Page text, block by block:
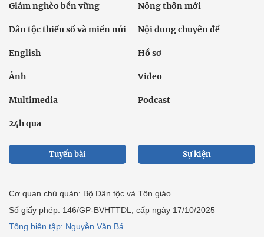
Giảm nghèo bền vững Nông thôn mới
Dân tộc thiểu số và miền núi Nội dung chuyên đề
English Hồ sơ
Ảnh Video
Multimedia Podcast
24h qua
Tuyến bài Sự kiện
Cơ quan chủ quản: Bộ Dân tộc và Tôn giáo
Số giấy phép: 146/GP-BVHTTDL, cấp ngày 17/10/2025
Tổng biên tập: Nguyễn Văn Bá